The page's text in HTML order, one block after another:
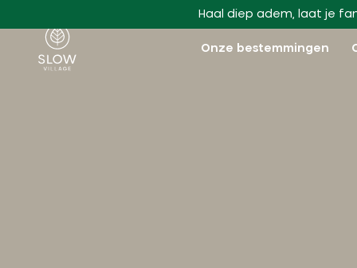
Haal diep adem, laat je
Langzaam dorp
Onze bestemmingen